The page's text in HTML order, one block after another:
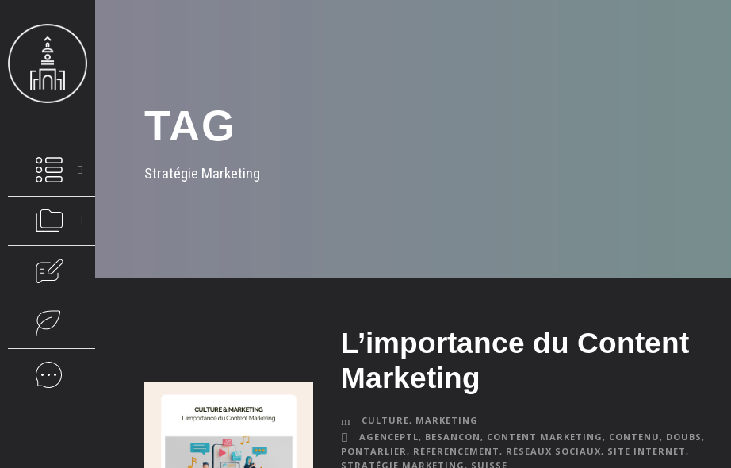
TAG
Stratégie Marketing
L’importance du Content
Marketing
CULTURE, MARKETING
AGENCEPTL, BESANCON, CONTENT MARKETING, CONTENU, DOUBS,
PONTARLIER, RÉFÉRENCEMENT, RÉSEAUX SOCIAUX, SITE INTERNET,
STRATÉGIE MARKETING, SUISSE